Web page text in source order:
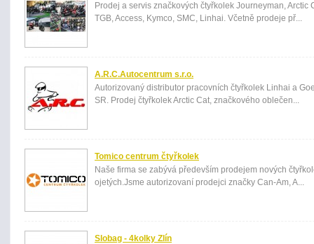
Prodej a servis značkových čtyřkolek Journeyman, Arctic
TGB, Access, Kymco, SMC, Linhai. Včetně prodeje př...
A.R.C.Autocentrum s.r.o.
Autorizovaný distributor pracovních čtyřkolek Linhai a
SR. Prodej čtyřkolek Arctic Cat, značkového oblečen...
Tomico centrum čtyřkolek
Naše firma se zabývá především prodejem nových
ojetých.Jsme autorizovaní prodejci značky Can-Am, A...
Slobag - 4kolky Zlín